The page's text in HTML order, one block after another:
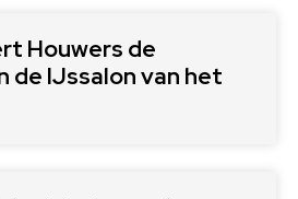
Houwers de
de IJssalon van het